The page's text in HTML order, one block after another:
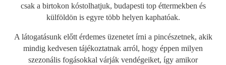
csak a birtokon kóstolhatjuk, budapesti top éttermekben és
külföldön is egyre több helyen kaphatóak.
A látogatásunk előtt érdemes üzenetet írni a pincészetnek, akik
mindig kedvesen tájékoztatnak arról, hogy éppen milyen
szezonális fogásokkal várják vendégeiket, így amikor